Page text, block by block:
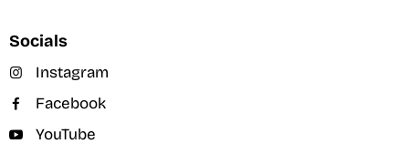
Socials
Instagram
Facebook
YouTube